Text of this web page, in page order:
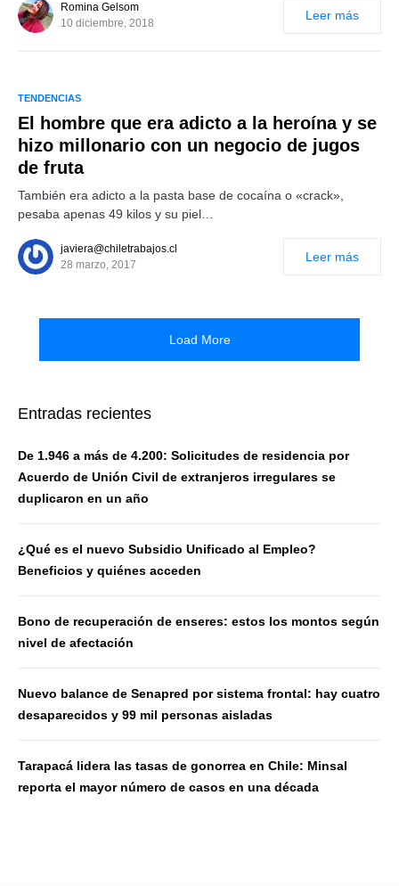
Romina Gelsom
10 diciembre, 2018
Leer más
TENDENCIAS
El hombre que era adicto a la heroína y se
hizo millonario con un negocio de jugos
de fruta
También era adicto a la pasta base de cocaína o «crack»,
pesaba apenas 49 kilos y su piel…
javiera@chiletrabajos.cl
28 marzo, 2017
Leer más
Load More
Entradas recientes
De 1.946 a más de 4.200: Solicitudes de residencia por
Acuerdo de Unión Civil de extranjeros irregulares se
duplicaron en un año
¿Qué es el nuevo Subsidio Unificado al Empleo?
Beneficios y quiénes acceden
Bono de recuperación de enseres: estos los montos según
nivel de afectación
Nuevo balance de Senapred por sistema frontal: hay cuatro
desaparecidos y 99 mil personas aisladas
Tarapacá lidera las tasas de gonorrea en Chile: Minsal
reporta el mayor número de casos en una década